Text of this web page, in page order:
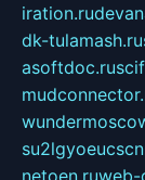
iration.ru
dk-tulamash.ru
asoftdoc.ru
netoen.ruweb-